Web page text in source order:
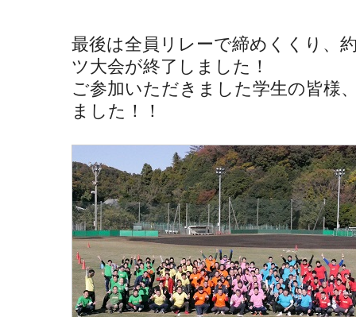
最後は全員リレーで締めくくり、
ツ大会が終了しました！
ご参加いただきました学生の皆様
ました！！